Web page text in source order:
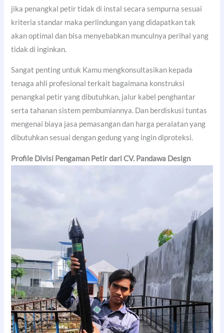
jika penangkal petir tidak di instal secara sempurna sesuai
kriteria standar maka perlindungan yang didapatkan tak
akan optimal dan bisa menyebabkan munculnya perihal yang
tidak di inginkan.
Sangat penting untuk Kamu mengkonsultasikan kepada
tenaga ahli profesional terkait bagaimana konstruksi
penangkal petir yang dibutuhkan, jalur kabel penghantar
serta tahanan sistem pembumiannya. Dan berdiskusi tuntas
mengenai biaya jasa pemasangan dan harga peralatan yang
dibutuhkan sesuai dengan gedung yang ingin diproteksi.
Profile Divisi Pengaman Petir dari CV. Pandawa Design